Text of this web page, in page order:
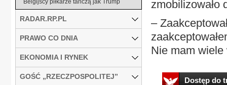
zmobilizowało
–
Nie mam
Dostęp do
RADAR.RP.PL
PRAWO CO DNIA
EKONOMIA I RYNEK
GOŚĆ „RZECZPOSPOLITEJ”